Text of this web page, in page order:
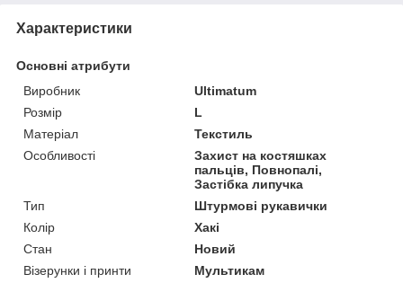
Характеристики
Основні атрибути
Виробник
Ultimatum
Розмір
L
Матеріал
Текстиль
Особливості
Захист на костяшках
пальців, Повнопалі,
Застібка липучка
Тип
Штурмові рукавички
Колір
Хакі
Стан
Новий
Візерунки і принти
Мультикам